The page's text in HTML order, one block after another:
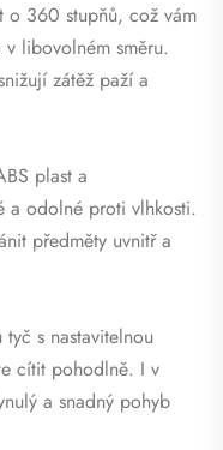
o 360 stupňů, což vám
libovolném směru.
zátěž paží a
plast a
a odolné proti vlhkosti.
předměty uvnitř a
s nastavitelnou
cítit pohodlně. I v
a snadný pohyb